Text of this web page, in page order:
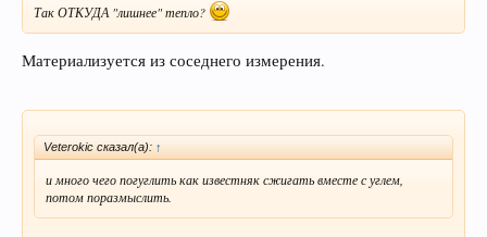
Так ОТКУДА "лишнее" тепло?
Материализуется из соседнего измерения.
Veterokic сказал(а): ↑
и много чего погуглить как известняк сжигать вместе с углем,
потом поразмыслить.